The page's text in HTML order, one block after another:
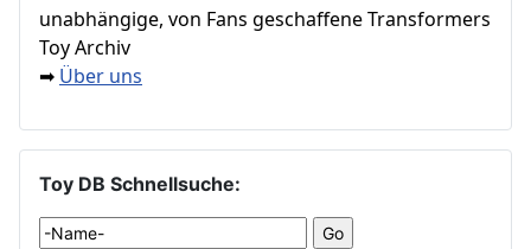
unabhängige, von Fans geschaffene Transformers
Toy Archiv
➡ Über uns
Toy DB Schnellsuche: